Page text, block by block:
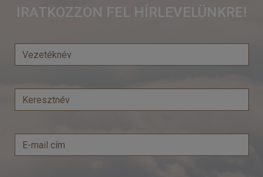
IRATKOZZON FEL HÍRLEVELÜNKRE!